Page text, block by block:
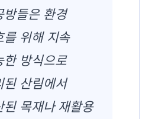
방들은 환경
를 위해 지속
한 방식으로
된 산림에서
된 목재나 재활용